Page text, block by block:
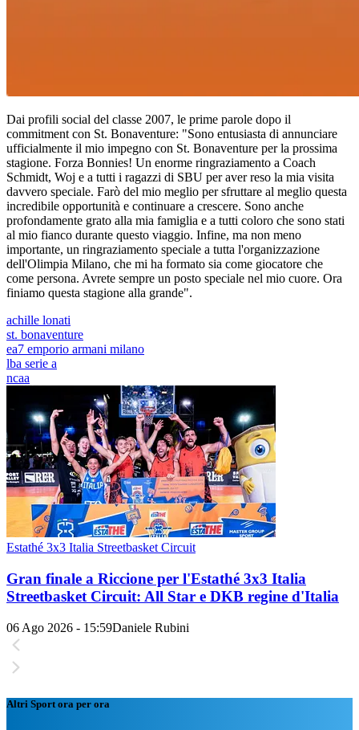
Dai profili social del classe 2007, le prime parole dopo il
commitment con St. Bonaventure: "Sono entusiasta di annunciare
ufficialmente il mio impegno con St. Bonaventure per la prossima
stagione. Forza Bonnies! Un enorme ringraziamento a Coach
Schmidt, Woj e a tutti i ragazzi di SBU per aver reso la mia visita
davvero speciale. Farò del mio meglio per sfruttare al meglio questa
incredibile opportunità e continuare a crescere. Sono anche
profondamente grato alla mia famiglia e a tutti coloro che sono stati
al mio fianco durante questo viaggio. Infine, ma non meno
importante, un ringraziamento speciale a tutta l'organizzazione
dell'Olimpia Milano, che mi ha formato sia come giocatore che
come persona. Avrete sempre un posto speciale nel mio cuore. Ora
finiamo questa stagione alla grande".
achille lonati
st. bonaventure
ea7 emporio armani milano
lba serie a
ncaa
Estathé 3x3 Italia Streetbasket Circuit
Gran finale a Riccione per l'Estathé 3x3 Italia
Streetbasket Circuit: All Star e DKB regine d'Italia
06 Ago 2026 - 15:59Daniele Rubini
Altri Sport ora per ora